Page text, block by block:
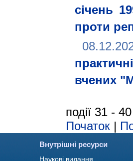
січень
проти
вчених
події 31 -
Початок |
Внутрішні ресурси
Наукові видання